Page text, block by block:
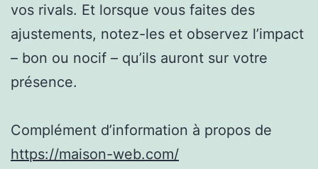
vos rivals. Et lorsque vous faites des
ajustements, notez-les et observez l’impact
– bon ou nocif – qu’ils auront sur votre
présence.
Complément d’information à propos de
https://maison-web.com/